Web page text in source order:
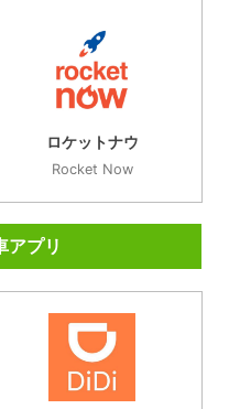
ロケットナウ
Rocket Now
アプリ